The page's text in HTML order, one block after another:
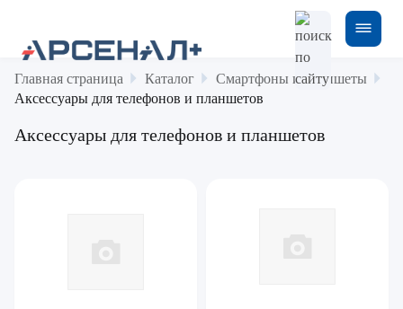
Главная страница Каталог
Смартфоны и планшеты
Аксессуары для телефонов и планшетов
Аксессуары для телефонов и планшетов